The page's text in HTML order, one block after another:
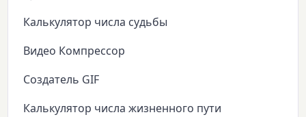
Калькулятор числа судьбы
Видео Компрессор
Создатель GIF
Калькулятор числа жизненного пути